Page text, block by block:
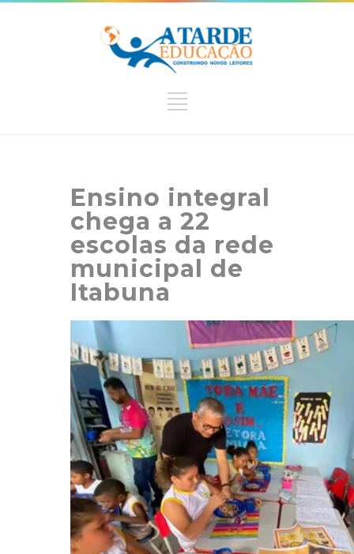
Ensino integral
chega a 22
escolas da rede
municipal de
Itabuna